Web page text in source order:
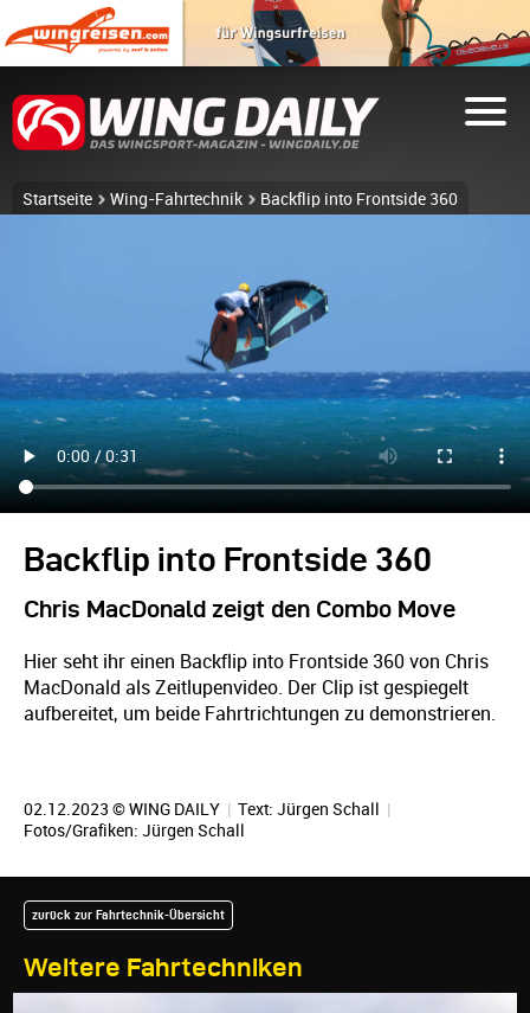
Startseite Wing-Fahrtechnik Backflip into Frontside 360
Backflip into Frontside 360
Chris MacDonald zeigt den Combo Move
Hier seht ihr einen Backflip into Frontside 360 von Chris
MacDonald als Zeitlupenvideo. Der Clip ist gespiegelt
aufbereitet, um beide Fahrtrichtungen zu demonstrieren.
02.12.2023 © WING DAILY | Text: Jürgen Schall |
Fotos/Grafiken: Jürgen Schall
Weitere Fahrtechniken
zurück zur Fahrtechnik-Übersicht